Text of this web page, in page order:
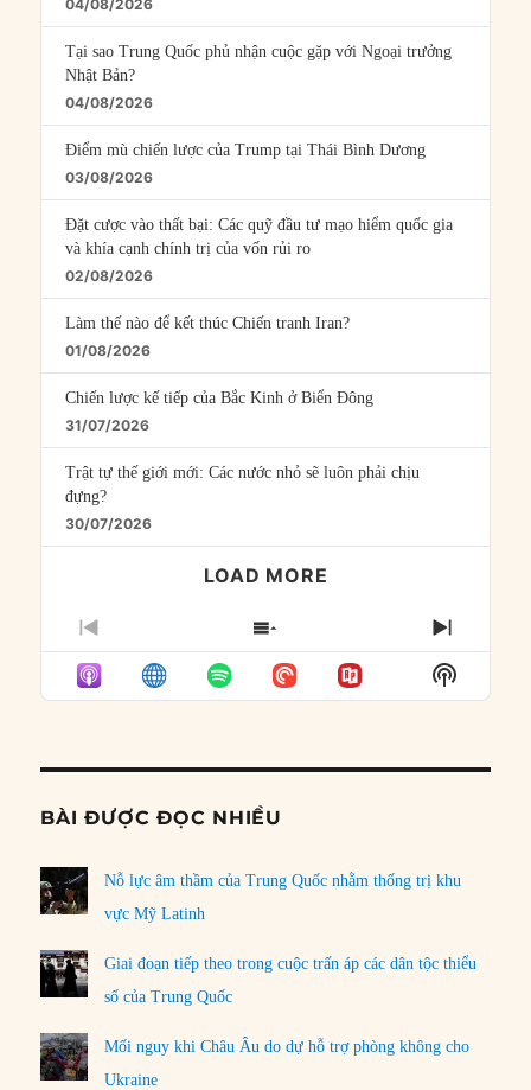
04/08/2026
Tại sao Trung Quốc phủ nhận cuộc gặp với Ngoại trưởng
Nhật Bản?
04/08/2026
Điểm mù chiến lược của Trump tại Thái Bình Dương
03/08/2026
Đặt cược vào thất bại: Các quỹ đầu tư mạo hiểm quốc gia
và khía cạnh chính trị của vốn rủi ro
02/08/2026
Làm thế nào để kết thúc Chiến tranh Iran?
01/08/2026
Chiến lược kế tiếp của Bắc Kinh ở Biển Đông
31/07/2026
Trật tự thế giới mới: Các nước nhỏ sẽ luôn phải chịu
đựng?
30/07/2026
LOAD MORE
PREVIOUS
EPISODE
SHOW
EPISODES
LIST
NEXT
Show
Podcast
BÀI ĐƯỢC ĐỌC NHIỀU
Nỗ lực âm thầm của Trung Quốc nhằm thống trị khu
vực Mỹ Latinh
Giai đoạn tiếp theo trong cuộc trấn áp các dân tộc thiểu
số của Trung Quốc
Mối nguy khi Châu Âu do dự hỗ trợ phòng không cho
Ukraine